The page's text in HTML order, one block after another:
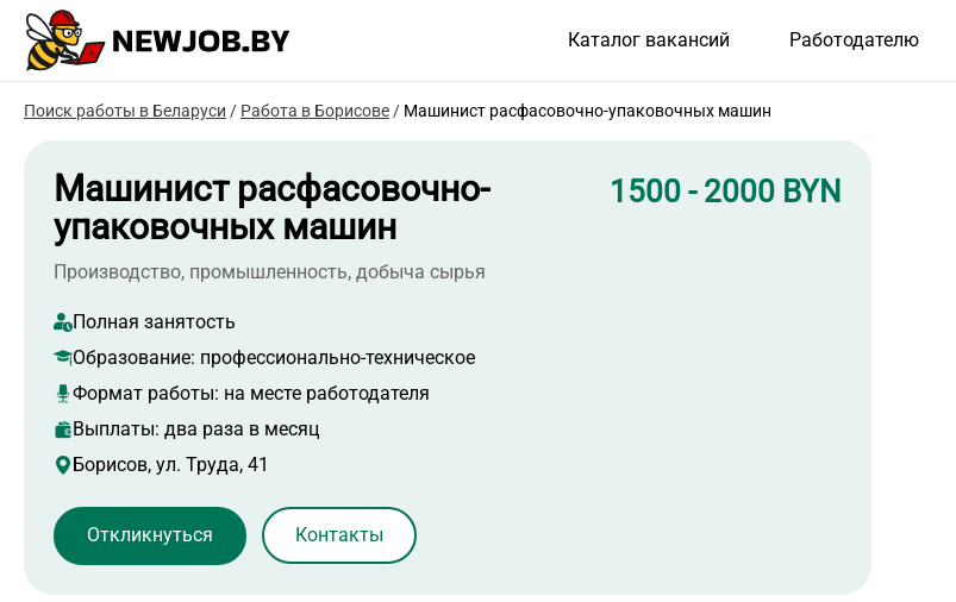
Каталог вакансий Работодателю
Поиск работы в Беларуси / Работа в Борисове/ Машинист расфасовочно-упаковочных машин
Машинист расфасовочно-
упаковочных машин
1500 - 2000 BYN
Производство, промышленность, добыча сырья
Полная занятость
Образование: профессионально-техническое
Формат работы: на месте работодателя
Выплаты: два раза в месяц
Борисов, ул. Труда, 41
Контакты